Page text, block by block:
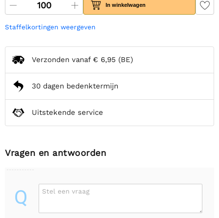
In winkelwagen
Staffelkortingen weergeven
Verzonden vanaf € 6,95 (BE)
30 dagen bedenktermijn
Uitstekende service
Vragen en antwoorden
Q Stel een vraag